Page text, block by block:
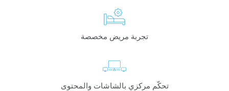
تجربة مريض مخصصة
تحكّم مركزي بالشاشات والمحتوى